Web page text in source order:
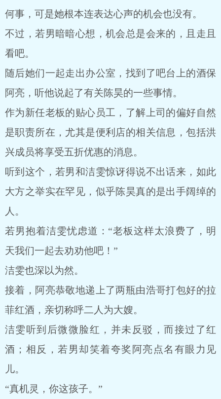
何事，可是她根本连表达心声的机会也没有。
不过，若男暗暗心想，机会总是会来的，且走且
看吧。
随后她们一起走出办公室，找到了吧台上的酒保
阿亮，听他说起了有关陈昊的一些事情。
作为新任老板的贴心员工，了解上司的偏好自然
是职责所在，尤其是便利店的相关信息，包括洪
兴成员将享受五折优惠的消息。
听到这个，若男和洁雯惊讶得说不出话来，如此
大方之举实在罕见，似乎陈昊真的是出手阔绰的
人。
若男抱着洁雯忧虑道：“老板这样太浪费了，明
天我们一起去劝劝他吧！”
洁雯也深以为然。
接着，阿亮恭敬地递上了两瓶由浩哥打包好的拉
菲红酒，亲切称呼二人为大嫂。
洁雯听到后微微脸红，并未反驳，而接过了红
酒；相反，若男却笑着夸奖阿亮点名有眼力见
儿。
“真机灵，你这孩子。”